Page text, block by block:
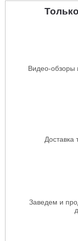
Видео-обзоры
Доставка
Заведем и